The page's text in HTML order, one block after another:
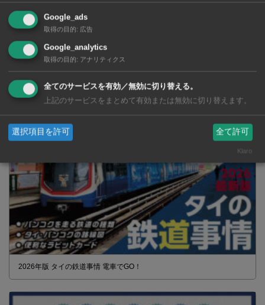
市販薬 2026年最新版！
2026年版 タイの鉄道事情 電車でGO！
Google_ads
取得の目的: 広告
Google_analytics
取得の目的: アナリティクス
全てのサービスを有効／無効に切り替える。
上記のサービスをまとめて有効または無効に切り替えます。
選択項目を許可 全て許可
Klaro